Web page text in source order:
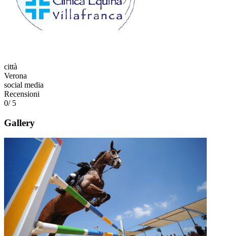
città
Verona
social media
Recensioni
0/ 5
Gallery